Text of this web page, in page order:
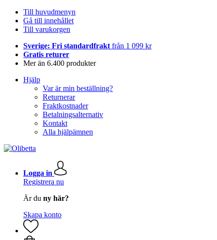
Till huvudmenyn
Gå till innehållet
Till varukorgen
Sverige: Fri standardfrakt från 1 099 kr
Gratis returer
Mer än 6.400 produkter
Hjälp
Var är min beställning?
Returnerar
Fraktkostnader
Betalningsalternativ
Kontakt
Alla hjälpämnen
Logga in
Registrera nu
Är du ny här?
Skapa konto